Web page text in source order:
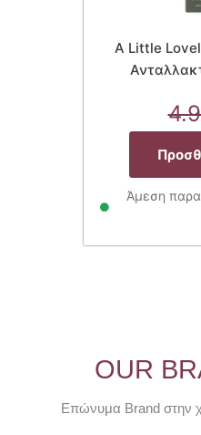
A Little
Άμεση
OUR
Επώνυμα Brand στην